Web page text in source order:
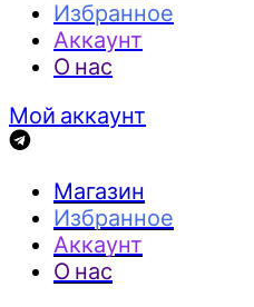
Избранное
Аккаунт
О нас
Мой аккаунт
Магазин
Избранное
Аккаунт
О нас